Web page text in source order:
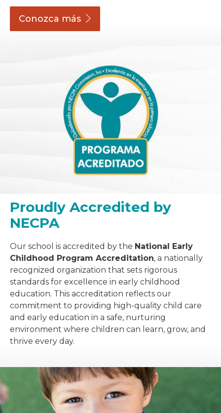
Conozca más
Proudly Accredited by
NECPA
Our school is accredited by the National Early
Childhood Program Accreditation, a nationally
recognized organization that sets rigorous
standards for excellence in early childhood
education. This accreditation reflects our
commitment to providing high-quality child care
and early education in a safe, nurturing
environment where children can learn, grow, and
thrive every day.